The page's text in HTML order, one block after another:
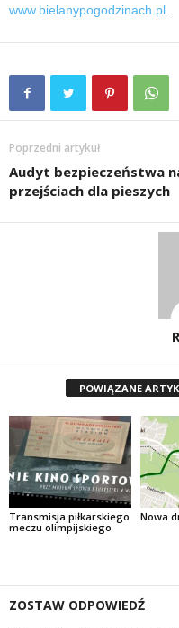
www.bielanypogodzinach.pl.
Poprzedni artykuł
Audyt bezpieczeństwa
przejściach dla pieszych
POWIĄZANE
Transmisja piłkarskiego
meczu olimpijskiego
Nowa
ZOSTAW ODPOWIEDŹ